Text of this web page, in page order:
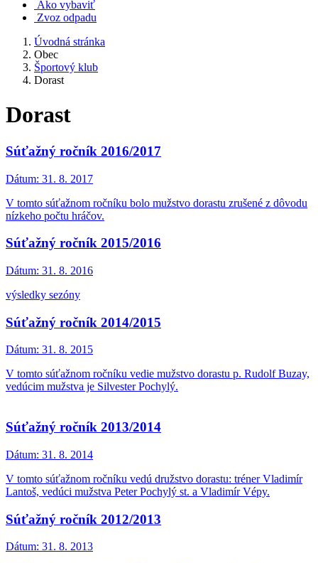
Ako vybaviť
Zvoz odpadu
Úvodná stránka
Obec
Športový klub
Dorast
Dorast
Súťažný ročník 2016/2017
Dátum: 31. 8. 2017
V tomto súťažnom ročníku bolo mužstvo dorastu zrušené z dôvodu
nízkeho počtu hráčov.
​​​​​​​Súťažný ročník 2015/2016
Dátum: 31. 8. 2016
výsledky sezóny
Súťažný ročník 2014/2015
Dátum: 31. 8. 2015
V tomto súťažnom ročníku vedie mužstvo dorastu p. Rudolf Buzay,
vedúcim mužstva je Silvester Pochylý.
Súťažný ročník 2013/2014
Dátum: 31. 8. 2014
V tomto súťažnom ročníku vedú družstvo dorastu: tréner Vladimír
Lantoš, vedúci mužstva Peter Pochylý st. a Vladimír Vépy.
Súťažný ročník 2012/2013
Dátum: 31. 8. 2013